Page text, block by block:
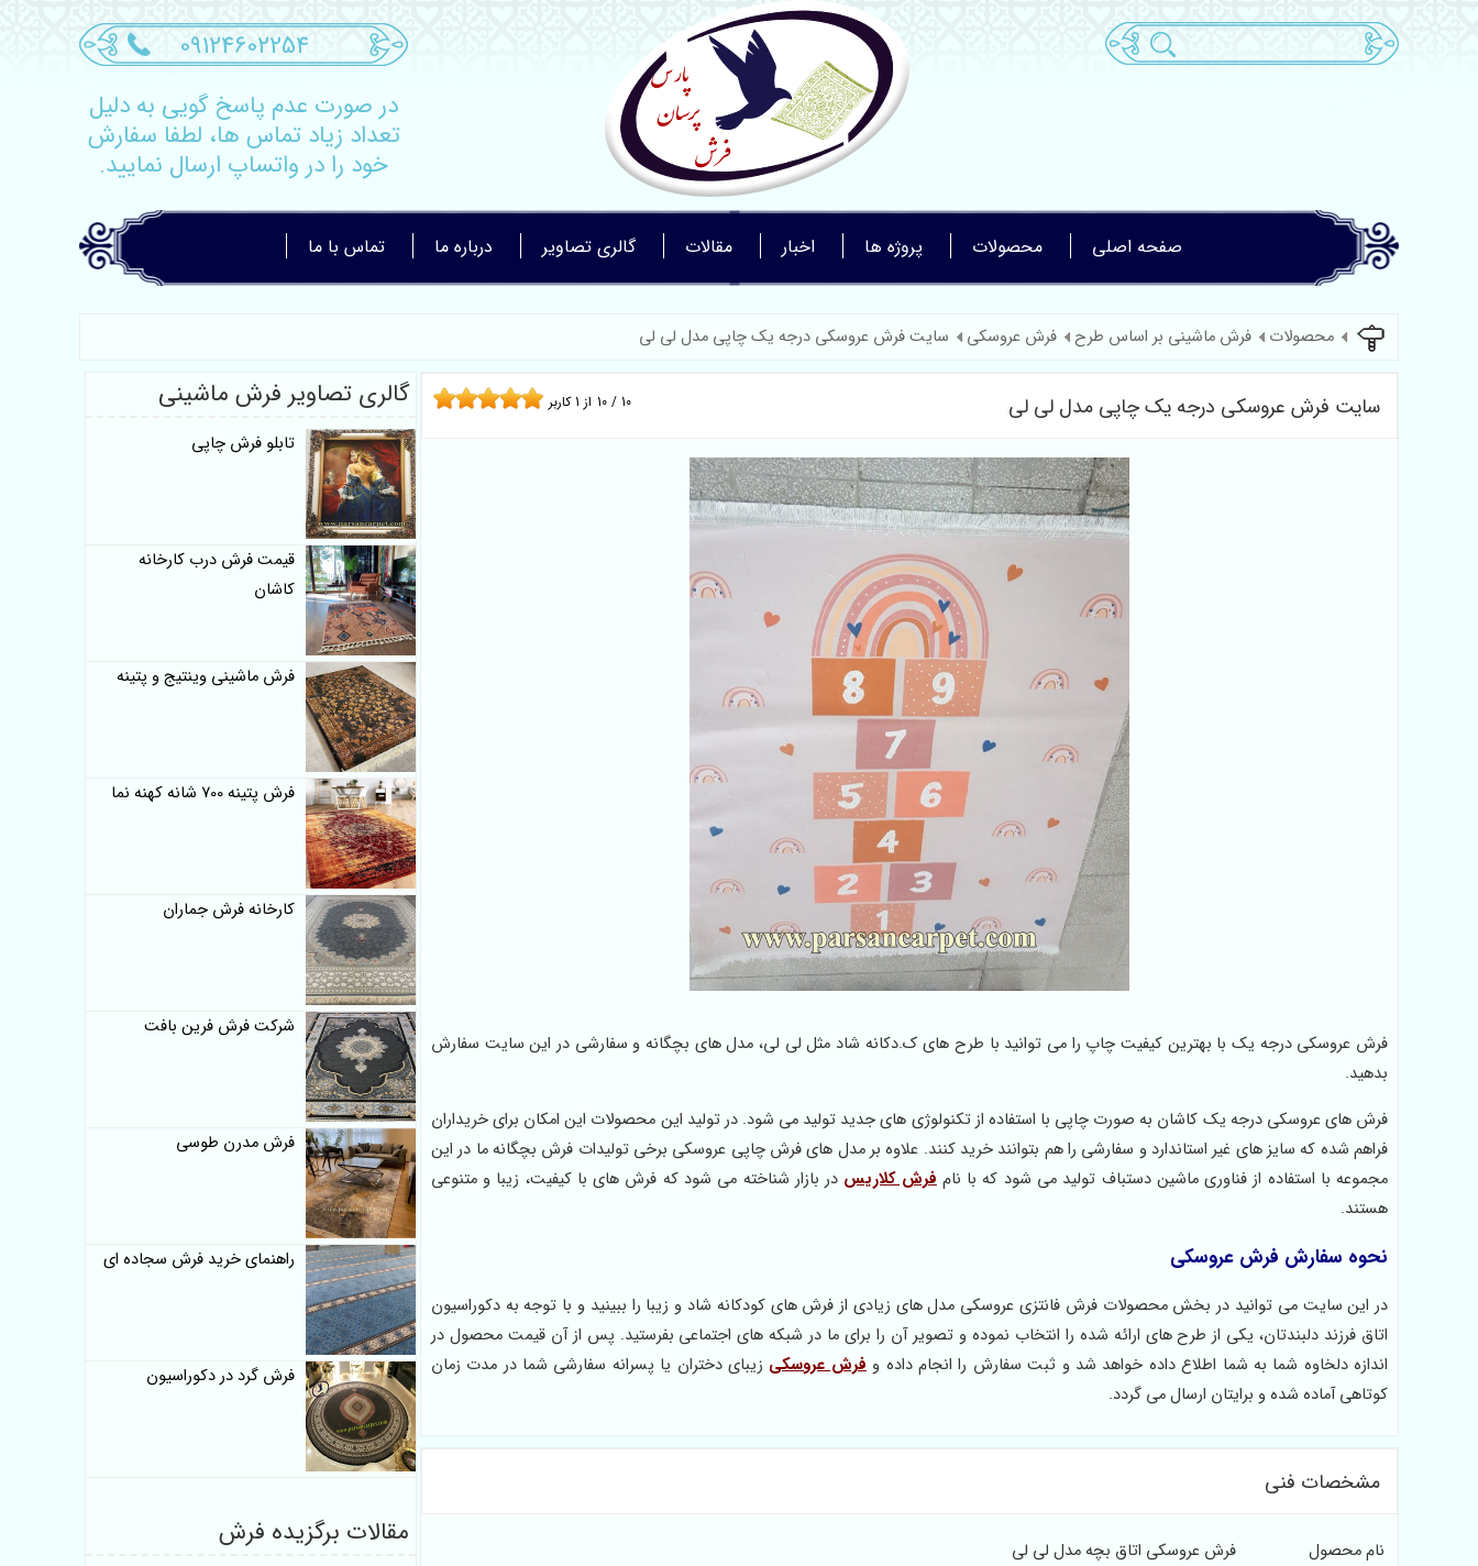
09124602254
در صورت عدم پاسخ گویی به دلیل
تعداد زیاد تماس ها، لطفا سفارش
خود را در واتساپ ارسال نمایید.
صفحه اصلی محصولات پروژه ها اخبار مقالات گالری تصاویر درباره ما تماس با ما
محصولات فرش ماشینی بر اساس طرح فرش عروسکی سایت فرش عروسکی درجه یک چاپی مدل لی لی
سایت فرش عروسکی درجه یک چاپی مدل لی لی 10 / 10 از 1کاربر
فرش عروسکی درجه یک با بهترین کیفیت چاپ را می توانید با طرح های ک.دکانه شاد مثل لی لی، مدل های بچگانه و سفارشی در این سایت سفارش
بدهید.
فرش های عروسکی درجه یک کاشان به صورت چاپی با استفاده از تکنولوژی های جدید تولید می شود. در تولید این محصولات این امکان برای خریداران
فراهم شده که سایز های غیر استاندارد و سفارشی را هم بتوانند خرید کنند. علاوه بر مدل های فرش چاپی عروسکی برخی تولیدات فرش بچگانه ما در این
مجموعه با استفاده از فناوری ماشین دستباف تولید می شود که با نامفرش کلاریس در بازار شناخته می شود که فرش های با کیفیت، زیبا و متنوعی
هستند.
نحوه سفارش فرش عروسکی
در این سایت می توانید در بخش محصولات فرش فانتزی عروسکی مدل های زیادی از فرش های کودکانه شاد و زیبا را ببینید و با توجه به دکوراسیون
اتاق فرزند دلبندتان، یکی از طرح های ارائه شده را انتخاب نموده و تصویر آن را برای ما در شبکه های اجتماعی بفرستید. پس از آن قیمت محصول در
اندازه دلخاوه شما به شما اطلاع داده خواهد شد و ثبت سفارش را انجام داده وفرش عروسکی زیبای دختران یا پسرانه سفارشی شما در مدت زمان
کوتاهی آماده شده و برایتان ارسال می گردد.
مشخصات فنی
نام محصول
فرش عروسکی اتاق بچه مدل لی لی
گالری تصاویر فرش ماشینی
تابلو فرش چاپی
قیمت فرش درب کارخانه
کاشان
فرش ماشینی وینتیج و پتینه
فرش پتینه 700 شانه کهنه نما
کارخانه فرش جماران
شرکت فرش فرین بافت
فرش مدرن طوسی
راهنمای خرید فرش سجاده ای
فرش گرد در دکوراسیون
مقالات برگزیده فرش